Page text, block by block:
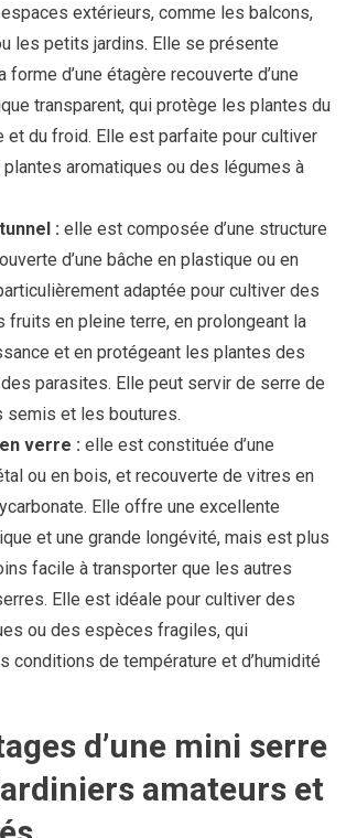
extérieurs, comme les balcons,
les petits jardins. Elle se présente
forme d’une étagère recouverte d’une
transparent, qui protège les plantes du
et du froid. Elle est parfaite pour cultiver
aromatiques ou des légumes à
: elle est composée d’une structure
d’une bâche en plastique ou en
adaptée pour cultiver des
fruits en pleine terre, en prolongeant la
et en protégeant les plantes des
parasites. Elle peut servir de serre de
semis et les boutures.
verre : elle est constituée d’une
ou en bois, et recouverte de vitres en
Elle offre une excellente
et une grande longévité, mais est plus
facile à transporter que les autres
Elle est idéale pour cultiver des
ou des espèces fragiles, qui
conditions de température et d’humidité
d’une mini serre
amateurs et